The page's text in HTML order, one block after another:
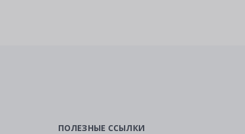
ПОЛЕЗНЫЕ ССЫЛКИ